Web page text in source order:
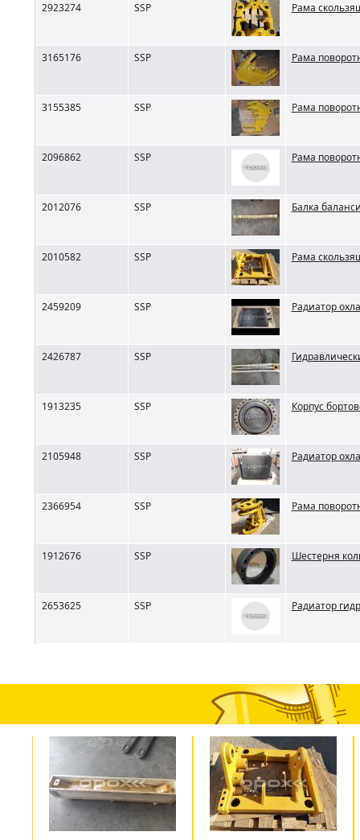
2923274 SSP Рама
3165176 SSP Рама
3155385 SSP Рама
2096862 SSP Рама
2012076 SSP Балка
2010582 SSP Рама
2459209 SSP Радиатор
2426787 SSP
1913235 SSP Корпус
2105948 SSP Радиатор
2366954 SSP Рама
1912676 SSP Шестерня
2653625 SSP Радиатор